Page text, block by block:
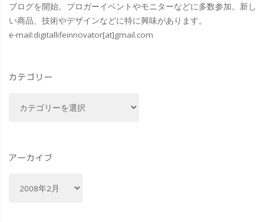
ブログを開始。ブロガーイベントやモニターなどに多数参加。新し
い商品、技術やデザインなどに特に興味があります。
e-mail:digitallifeinnovator[at]gmail.com
カテゴリー
ー
アーカイブ